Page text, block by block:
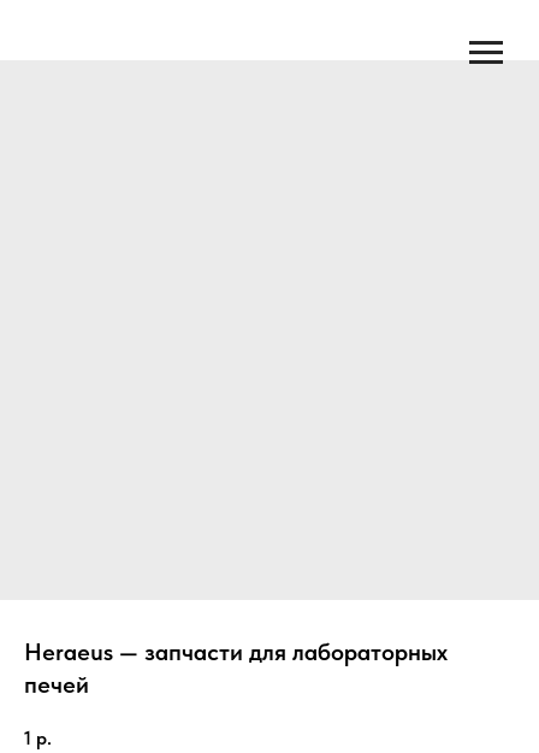
Heraeus — запчасти для лабораторных
печей
1 р.